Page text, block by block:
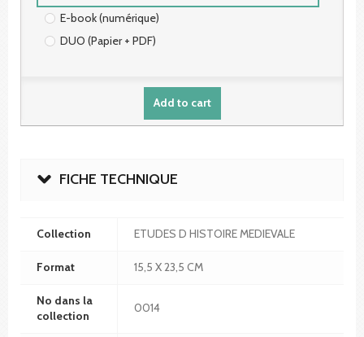
E-book (numérique)
DUO (Papier + PDF)
Add to cart
FICHE TECHNIQUE
Collection ETUDES D HISTOIRE MEDIEVALE
Format 15,5 X 23,5 CM
No dans la
collection
0014